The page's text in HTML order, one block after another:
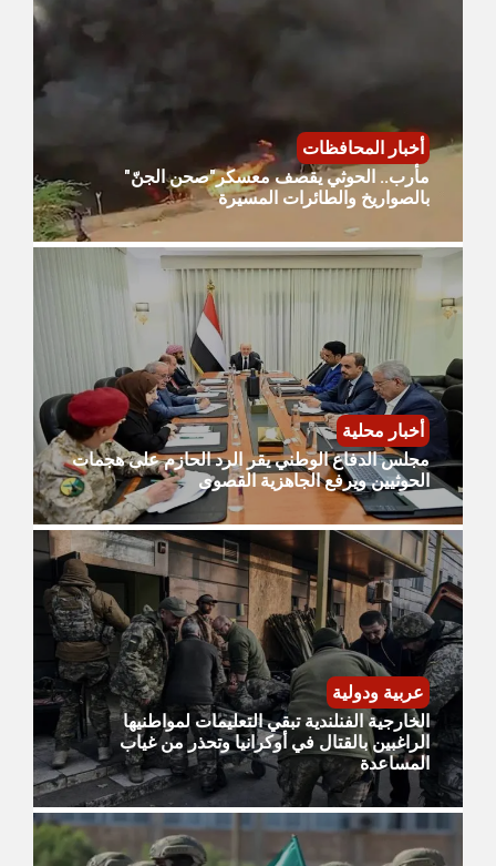
أخبار المحافظات
مأرب.. الحوثي يقصف معسكر"صحن الجنّ"
بالصواريخ والطائرات المسيرة
أخبار محلية
مجلس الدفاع الوطني يقر الرد الحازم على هجمات
الحوثيين ويرفع الجاهزية القصوى
عربية ودولية
الخارجية الفنلندية تبقي التعليمات لمواطنيها
الراغبين بالقتال في أوكرانيا وتحذر من غياب
المساعدة